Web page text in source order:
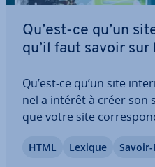
Qu’est-ce qu’un
qu’il faut savoir sur
Qu’est-ce qu’un site
nel a intérêt à créer son
que votre site
ou en tant que
HTML Lexique Savoir-